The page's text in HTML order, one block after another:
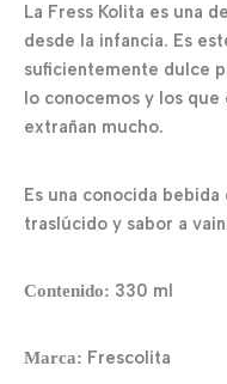
La Fress Kolita es una
desde la infancia. Es
suficientemente dulce
lo conocemos y los
extrañan mucho.
Es una conocida
traslúcido y sabor a
Contenido: 330 ml
Marca: Frescolita